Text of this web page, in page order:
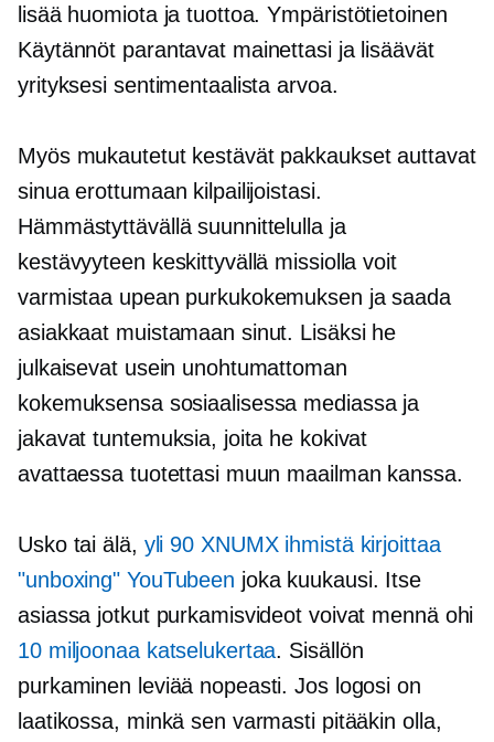
lisää huomiota ja tuottoa.Ympäristötietoinen
Käytännöt parantavat mainettasi ja lisäävät
yrityksesi sentimentaalista arvoa.
Myös mukautetut kestävät pakkaukset auttavat
sinua erottumaan kilpailijoistasi.
Hämmästyttävällä suunnittelulla ja
kestävyyteen keskittyvällä missiolla voit
varmistaa upean purkukokemuksen ja saada
asiakkaat muistamaan sinut. Lisäksi he
julkaisevat usein unohtumattoman
kokemuksensa sosiaalisessa mediassa ja
jakavat tuntemuksia, joita he kokivat
avattaessa tuotettasi muun maailman kanssa.
Usko tai älä, yli 90 XNUMX ihmistä kirjoittaa
"unboxing" YouTubeen joka kuukausi. Itse
asiassa jotkut purkamisvideot voivat mennä ohi
10 miljoonaa katselukertaa. Sisällön
purkaminen leviää nopeasti. Jos logosi on
laatikossa, minkä sen varmasti pitääkin olla,